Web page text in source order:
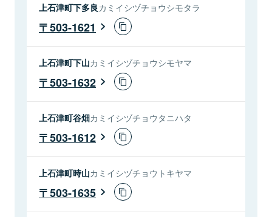
上石津町下多良カミイシヅチョウシモタラ
503-1621
上石津町下山カミイシヅチョウシモヤマ
503-1632
上石津町谷畑カミイシヅチョウタニハタ
503-1612
上石津町時山カミイシヅチョウトキヤマ
503-1635